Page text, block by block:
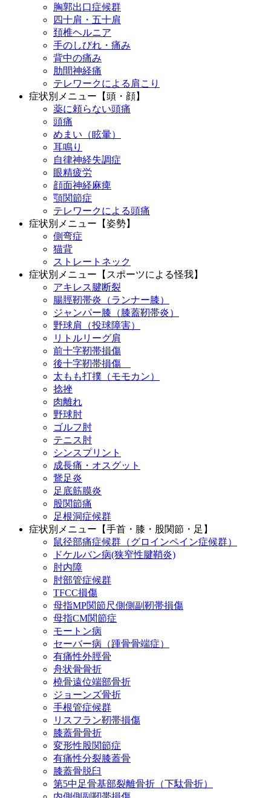
胸郭出口症候群
四十肩・五十肩
頚椎ヘルニア
手のしびれ・痛み
背中の痛み
肋間神経痛
テレワークによる肩こり
症状別メニュー【頭・顔】
薬に頼らない頭痛
頭痛
めまい（眩暈）
耳鳴り
自律神経失調症
眼精疲労
顔面神経麻痺
顎関節症
テレワークによる頭痛
症状別メニュー【姿勢】
側弯症
猫背
ストレートネック
症状別メニュー【スポーツによる怪我】
アキレス腱断裂
腸脛靭帯炎（ランナー膝）
ジャンパー膝（膝蓋靭帯炎）
野球肩（投球障害）
リトルリーグ肩
前十字靭帯損傷
後十字靭帯損傷
太もも打撲（モモカン）
捻挫
肉離れ
野球肘
ゴルフ肘
テニス肘
シンスプリント
成長痛・オスグット
鵞足炎
足底筋膜炎
股関節痛
足根洞症候群
症状別メニュー【手首・膝・股関節・足】
鼠径部痛症候群（グロインペイン症候群）
ドケルバン病(狭窄性腱鞘炎)
肘内障
肘部管症候群
TFCC損傷
母指MP関節尺側側副靭帯損傷
母指CM関節症
モートン病
セーバー病（踵骨骨端症）
有痛性外脛骨
舟状骨骨折
橈骨遠位端部骨折
ジョーンズ骨折
手根管症候群
リスフラン靭帯損傷
膝蓋骨骨折
変形性股関節症
有痛性分裂膝蓋骨
膝蓋骨脱臼
第5中足骨基部裂離骨折（下駄骨折）